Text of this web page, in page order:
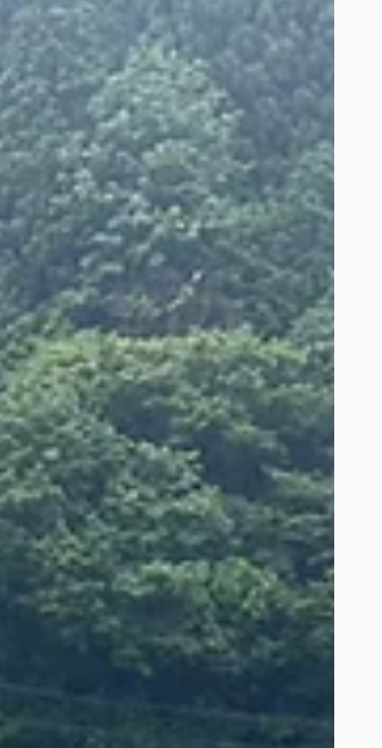
た、全国で熊の目撃情報があります
が、下呂市でも例外ではありません。
クマ対策も各自お願いします。